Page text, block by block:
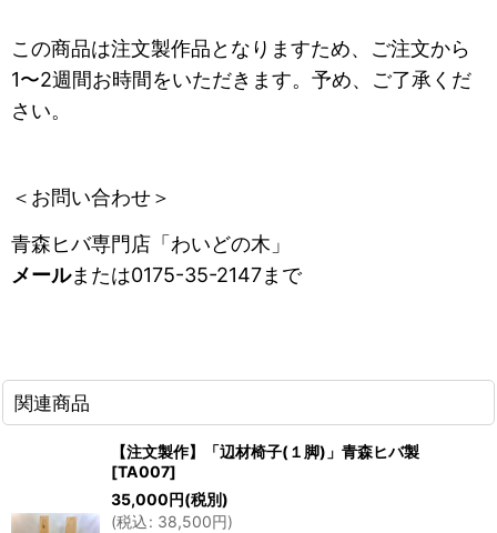
この商品は注文製作品となりますため、ご注文から
1〜2週間お時間をいただきます。予め、ご了承くだ
さい。
＜お問い合わせ＞
青森ヒバ専門店「わいどの木」
メールまたは0175-35-2147まで
関連商品
【注文製作】「辺材椅子(１脚)」青森ヒバ製
[TA007]
35,000円(税別)
(税込: 38,500円)